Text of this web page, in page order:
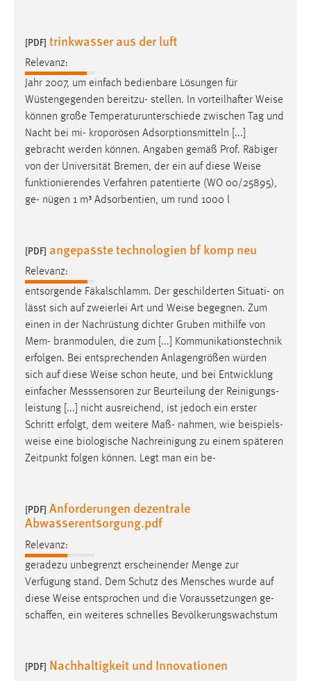
[PDF] trinkwasser aus der luft
Relevanz:
Jahr 2007, um einfach bedienbare Lösungen für
Wüstengegenden bereitzu- stellen. In vorteilhafter Weise
können große Temperaturunterschiede zwischen Tag und
Nacht bei mi- kroporösen Adsorptionsmitteln [...]
gebracht werden können. Angaben gemäß Prof. Räbiger
von der Universität Bremen, der ein auf diese Weise
funktionierendes Verfahren patentierte (WO 00/25895),
ge- nügen 1 m³ Adsorbentien, um rund 1000 l
[PDF] angepasste technologien bf komp neu
Relevanz:
entsorgende Fäkalschlamm. Der geschilderten Situati- on
lässt sich auf zweierlei Art und Weise begegnen. Zum
einen in der Nachrüstung dichter Gruben mithilfe von
Mem- branmodulen, die zum [...] Kommunikationstechnik
erfolgen. Bei entsprechenden Anlagengrößen würden
sich auf diese Weise schon heute, und bei Entwicklung
einfacher Messsensoren zur Beurteilung der Reinigungs-
leistung [...] nicht ausreichend, ist jedoch ein erster
Schritt erfolgt, dem weitere Maß- nahmen, wie beispiels-
weise eine biologische Nachreinigung zu einem späteren
Zeitpunkt folgen können. Legt man ein be-
[PDF] Anforderungen dezentrale
Abwasserentsorgung.pdf
Relevanz:
geradezu unbegrenzt erscheinender Menge zur
Verfügung stand. Dem Schutz des Mensches wurde auf
diese Weise entsprochen und die Voraussetzungen ge-
schaffen, ein weiteres schnelles Bevölkerungswachstum
[PDF] Nachhaltigkeit und Innovationen